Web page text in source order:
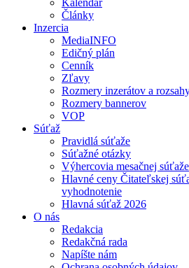
Kalendár
Články
Inzercia
MediaINFO
Edičný plán
Cenník
Zľavy
Rozmery inzerátov a
Rozmery bannerov
VOP
Súťaž
Pravidlá súťaže
Súťažné otázky
Výhercovia mesačnej súťaže
Hlavné ceny Čitateľskej
vyhodnotenie
Hlavná súťaž 2026
O nás
Redakcia
Redakčná rada
Napíšte nám